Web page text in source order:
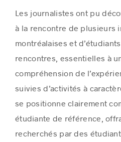
Les journalistes ont pu
à la rencontre de plusieurs
montréalaises et
rencontres, essentielles à
compréhension de
suivies d’activités à
se positionne clairement
étudiante de référence,
recherchés par des